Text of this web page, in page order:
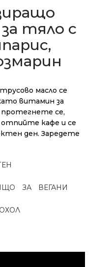
тяло с
масло се
витамин за
се,
отпийте кафе и се
ден. Заредете
ЗА ВЕГАНИ